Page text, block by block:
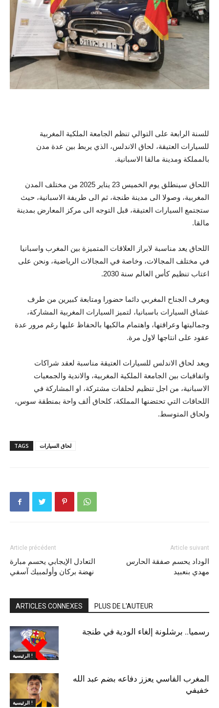
للسنة الرابعة على التوالي تنظم الجامعة الملكية المغربية
للسيارات العتيقة، لحاق الاندلس، الذي يربط بين عدة مدن
بالمملكة ومدينة مالقا الاسبانية.
اللحاق سينطلق يوم الخميس 23 يناير 2025 من مختلف المدن
المغربية، وصولا الى مدينة طنجة، ثم الى طريفة الاسبانية، حيث
ستجتمع السيارات العتيقة، قبل التوجه الى مركز المعارض بمدينة
مالقا.
اللحاق يعد مناسبة لابراز العلاقات المتميزة بين المغرب واسبانيا
في مختلف المجالات، وخاصة في المجالات الرياضية، ونحن على
اعتاب تنظيم كأس العالم سنة 2030.
ويعرف الجناح المغربي دائما حضورا ومتابعة كبيرين من طرف
عشاق السيارات باسبانيا، لتميز السيارات المغربية المشاركة،
وجماليتها وعراقتها، واهتمام مالكيها بالحفاظ عليها رغم مرور عدة
عقود على انتاجها لاول مرة.
ويعد لحاق الاندلس للسيارات العتيقة مناسبة لعقد شراكات
واتفاقيات بين الجامعة الملكية المغربية، والاندية والجمعيات
الاسبانية، من اجل تنظيم لحلقات مشتركة، او المشاركة في
اللحاقات التي تحتضنها المملكة، كلحاق ألف واحة بمنطقة سوس،
ولحاق المتوسط.
TAGS لحاق السيارات
Article précédent
التعادل الإيجابي يحسم مبارة
نهضة بركان وأولمبيك آسفي
Article suivant
الوداد يحسم صفقة الحارس
مهدي بنعبيد
ARTICLES CONNEXES PLUS DE L'AUTEUR
الرئيسية !
رسميا.. برشلونة إلغاء الودية في طنجة
الرئيسية !
المغرب الفاسي يعزز دفاعه بضم عبد الله
خفيفي